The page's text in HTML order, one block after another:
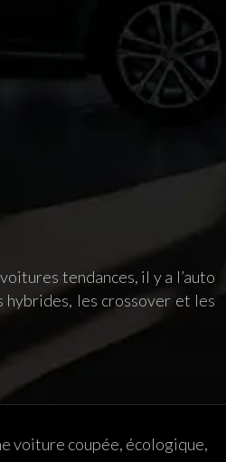
tendances, il y a l’auto
hybrides, les crossover et les
voiture coupée, écologique,